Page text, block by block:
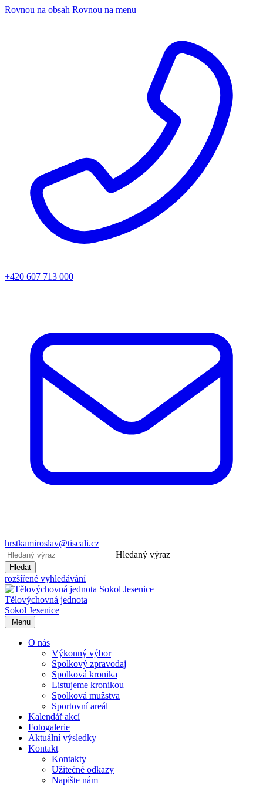
Rovnou na obsah Rovnou na menu
+420 607 713 000
hrstkamiroslav@tiscali.cz
Hledaný výraz
Hledat
rozšířené vyhledávání
Tělovýchovná jednota
Sokol Jesenice
Menu
O nás
Výkonný výbor
Spolkový zpravodaj
Spolková kronika
Listujeme kronikou
Spolková mužstva
Sportovní areál
Kalendář akcí
Fotogalerie
Aktuální výsledky
Kontakt
Kontakty
Užitečné odkazy
Napište nám